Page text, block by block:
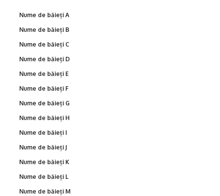
Nume de băieți A
Nume de băieți B
Nume de băieți C
Nume de băieți D
Nume de băieți E
Nume de băieți F
Nume de băieți G
Nume de băieți H
Nume de băieți I
Nume de băieți J
Nume de băieți K
Nume de băieți L
Nume de băieți M